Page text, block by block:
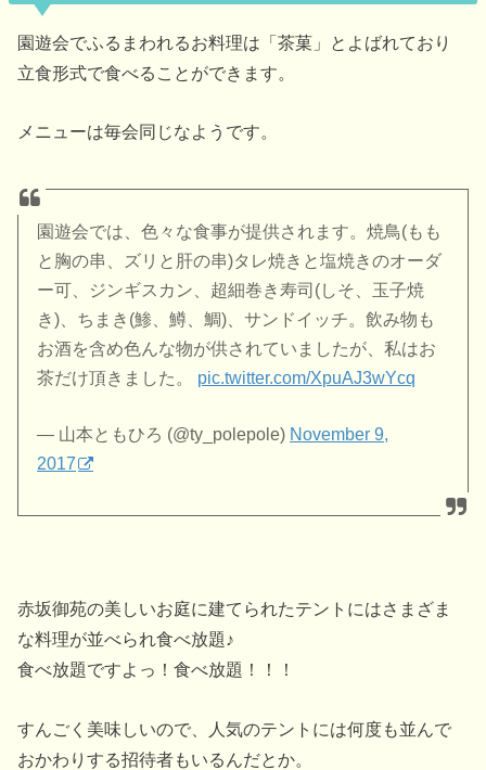
園遊会でふるまわれるお料理は「茶菓」とよばれており
立食形式で食べることができます。
メニューは毎会同じなようです。
園遊会では、色々な食事が提供されます。焼鳥(もも
と胸の串、ズリと肝の串)タレ焼きと塩焼きのオーダ
ー可、ジンギスカン、超細巻き寿司(しそ、玉子焼
き)、ちまき(鯵、鱒、鯛)、サンドイッチ。飲み物も
お酒を含め色んな物が供されていましたが、私はお
茶だけ頂きました。 pic.twitter.com/XpuAJ3wYcq
— 山本ともひろ (@ty_polepole) November 9,
2017
赤坂御苑の美しいお庭に建てられたテントにはさまざま
な料理が並べられ食べ放題♪
食べ放題ですよっ！食べ放題！！！
すんごく美味しいので、人気のテントには何度も並んで
おかわりする招待者もいるんだとか。